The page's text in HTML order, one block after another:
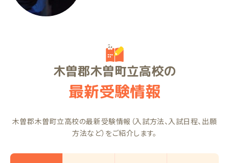
木曽郡木曽町立高校の
最新受験情報
木曽郡木曽町立高校の最新受験情報（入試方法、入試日程、出願
方法など）をご紹介します。